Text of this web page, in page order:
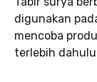
digunakan
mencoba
terlebih